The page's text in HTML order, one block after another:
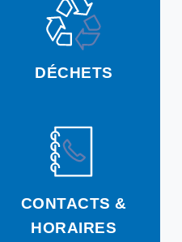
DÉCHETS
CONTACTS &
HORAIRES